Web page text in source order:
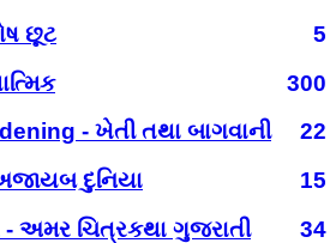
છૂટ
5
300
- ખેતી તથા બાગવાની
22
દુનિયા
15
અમર ચિત્રકથા ગુજરાતી
34